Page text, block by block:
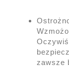
zawsze